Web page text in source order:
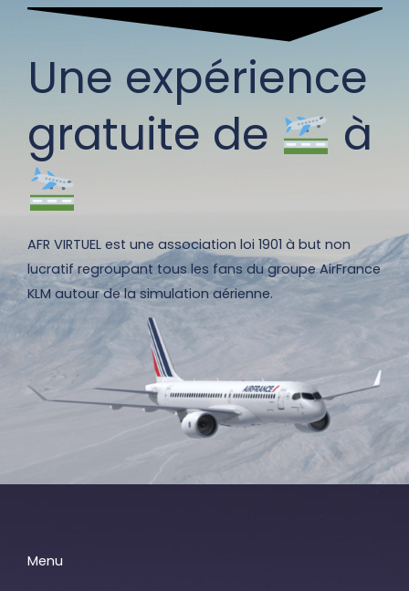
Une expérience
gratuite de
à
AFR VIRTUEL est une association loi 1901 à but non
lucratif regroupant tous les fans du groupe AirFrance
KLM autour de la simulation aérienne.
Menu